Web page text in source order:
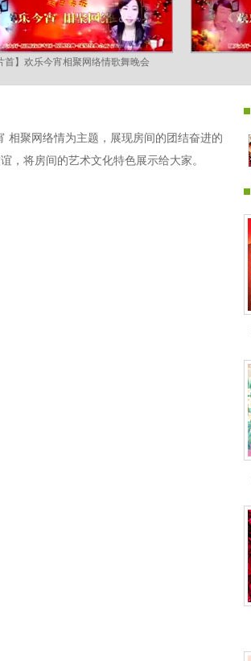
首】欢乐今宵相聚网络情歌舞晚会
相聚网络情为主题，展现房间的团结奋进的
，将房间的艺术文化特色展示给大家。